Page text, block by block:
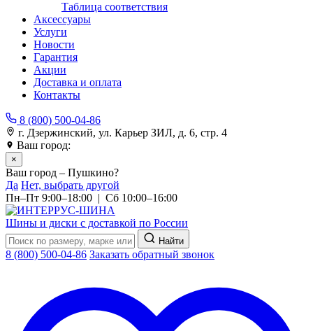
Таблица соответствия
Аксессуары
Услуги
Новости
Гарантия
Акции
Доставка и оплата
Контакты
8 (800) 500-04-86
г. Дзержинский, ул. Карьер ЗИЛ, д. 6, стр. 4
Ваш город:
×
Ваш город – Пушкино?
Да Нет, выбрать другой
Пн–Пт 9:00–18:00 | Сб 10:00–16:00
Шины и диски с доставкой по России
Найти
8 (800) 500-04-86 Заказать обратный звонок